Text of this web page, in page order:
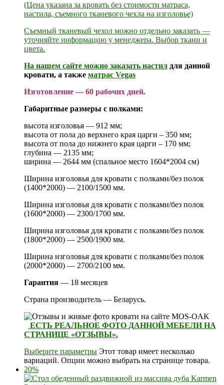
(Цена указана за кровать без стоимости матраса,
настила, съемного тканевого чехла на изголовье)
Съемный тканевый чехол можно отдельно заказать —
уточняйте информацию у менеджера. Выбор ткани и
цвета.
На нашем сайте можно заказать настил для данной
кровати, а также матрас Vegas
Изготовление — 60 рабочих дней.
Габаритные размеры с полками:
высота изголовья — 912 мм;
высота от пола до верхнего края царги – 350 мм;
высота от пола до нижнего края царги – 170 мм;
глубина — 2135 мм;
ширина — 2644 мм (спальное место 1604*2004 см)
Ширина изголовья для кровати с полками/без полок
(1400*2000) — 2100/1500 мм.
Ширина изголовья для кровати с полками/без полок
(1600*2000) — 2300/1700 мм.
Ширина изголовья для кровати с полками/без полок
(1800*2000) — 2500/1900 мм.
Ширина изголовья для кровати с полками/без полок
(2000*2000) — 2700/2100 мм.
Гарантия — 18 месяцев
Страна производитель — Беларусь.
ЕСТЬ РЕАЛЬНОЕ ФОТО ДАННОЙ МЕБЕЛИ НА
СТРАНИЦЕ «ОТЗЫВЫ».
Выберите параметры Этот товар имеет несколько
вариаций. Опции можно выбрать на странице товара.
20%